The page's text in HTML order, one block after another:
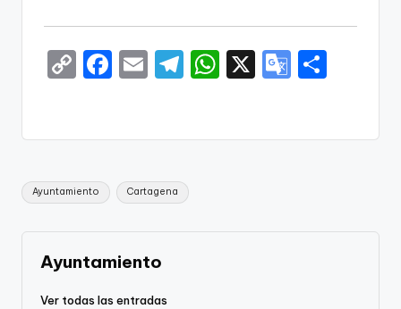
C
y
Li
n
k
F
e
b
o
o
k
E
l
T
gr
a
m
W
ts
p
X
G
gl
a
e
Etiquetas:
Ayuntamiento Cartagena
Ayuntamiento
Ver todas las entradas